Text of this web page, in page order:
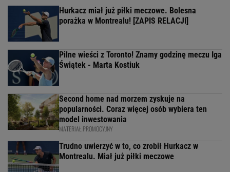
Hurkacz miał już piłki meczowe. Bolesna
porażka w Montrealu! [ZAPIS RELACJI]
Pilne wieści z Toronto! Znamy godzinę meczu Iga
Świątek - Marta Kostiuk
Second home nad morzem zyskuje na
popularności. Coraz więcej osób wybiera ten
model inwestowania
MATERIAŁ PROMOCYJNY
Trudno uwierzyć w to, co zrobił Hurkacz w
Montrealu. Miał już piłki meczowe